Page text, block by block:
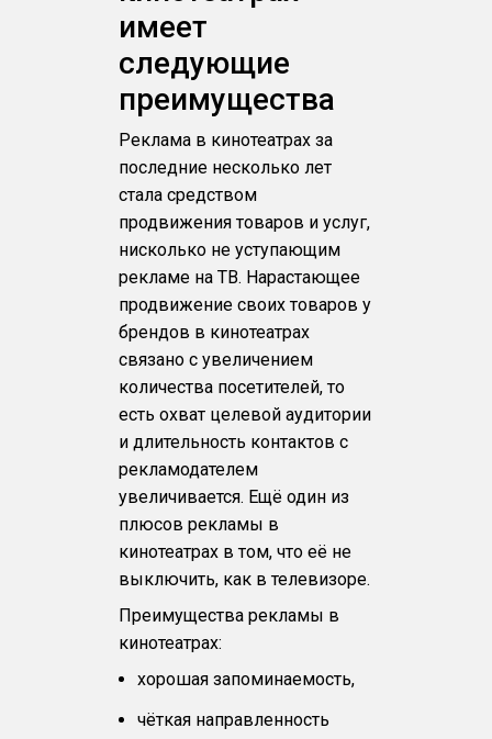
имеет
следующие
преимущества
Реклама в кинотеатрах за
последние несколько лет
стала средством
продвижения товаров и услуг,
нисколько не уступающим
рекламе на ТВ. Нарастающее
продвижение своих товаров у
брендов в кинотеатрах
связано с увеличением
количества посетителей, то
есть охват целевой аудитории
и длительность контактов с
рекламодателем
увеличивается. Ещё один из
плюсов рекламы в
кинотеатрах в том, что её не
выключить, как в телевизоре.
Преимущества рекламы в
кинотеатрах:
хорошая запоминаемость,
чёткая направленность